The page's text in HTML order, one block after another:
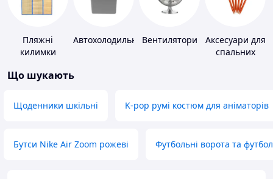
Пляжні
килимки
АвтохолодильникиВентилятори
Аксесуари для
спальних
Що шукають
Щоденники шкільні K-pop румі костюм для аніматорів
Бутси Nike Air Zoom рожеві Футбольні ворота та